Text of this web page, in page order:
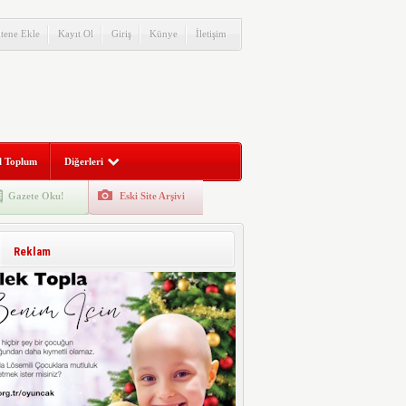
Ekle Kayıt Ol Giriş Künye İletişim
Toplum Diğerleri
Gazete Oku! Eski Site Arşivi
Reklam